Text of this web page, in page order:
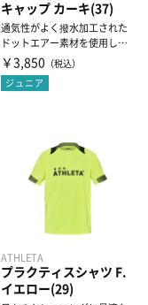
キャップ カーキ(37)
通気性がよく撥水加工された
ドットエアー素材を使用し
た、ジュニアプラクティスキ
ャッ...
￥3,850 （税込）
ジュニア
ATHLETA
プラクティスシャツ F.
イエロー(29)